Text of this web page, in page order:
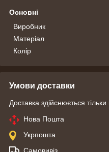
Основні
Виробник
Матеріал
Колір
Умови доставки
Доставка здійснюється
Нова Пошта
Укрпошта
Самовивіз